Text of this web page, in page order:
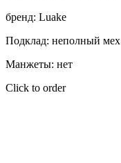
бренд: Luake
Подклад: неполный мех
Манжеты: нет
Click to order